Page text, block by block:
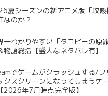
夏シーズンの新アニメ版「攻
なのか？
一わかりやすい「タコピーの原
物語総括【盛大なネタバレ有】
でゲームがクラッシュする/
クスクリーンになってしまうケ
2026年7月時点完全版】